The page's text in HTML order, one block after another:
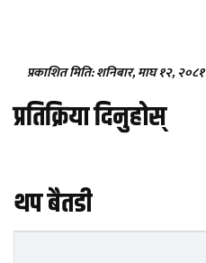
प्रकाशित मिति: शनिबार, माघ १२, २०८१
प्रतिक्रिया दिनुहोस्
थप बैतडी